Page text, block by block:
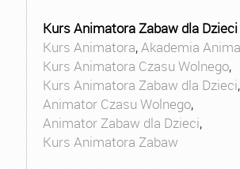
Kurs Animatora Zabaw dla Dzieci
Kurs Animatora,Akademia
Kurs Animatora Czasu Wolnego,
Kurs Animatora Zabaw dla Dzieci,
Animator Czasu Wolnego,
Animator Zabaw dla Dzieci,
Kurs Animatora Zabaw